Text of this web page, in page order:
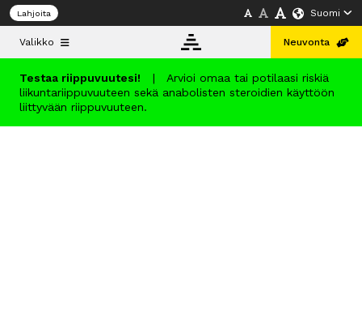
Lahjoita Suomi
Valikko
Tietopankki
Neuvonta
Testaa riippuvuutesi! |
Arvioi omaa tai potilaasi riskiä
liikuntariippuvuuteen sekä anabolisten steroidien käyttöön
liittyvään riippuvuuteen.